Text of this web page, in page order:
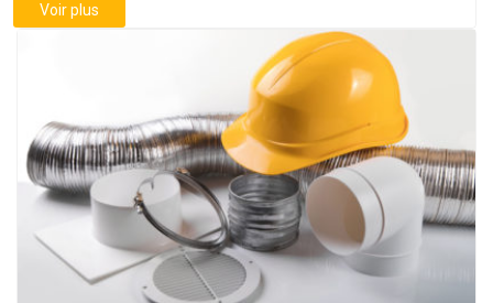
Voir plus